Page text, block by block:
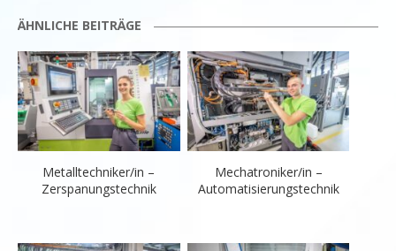
ÄHNLICHE BEITRÄGE
Metalltechniker/in –
Zerspanungstechnik
Mechatroniker/in –
Automatisierungstechnik